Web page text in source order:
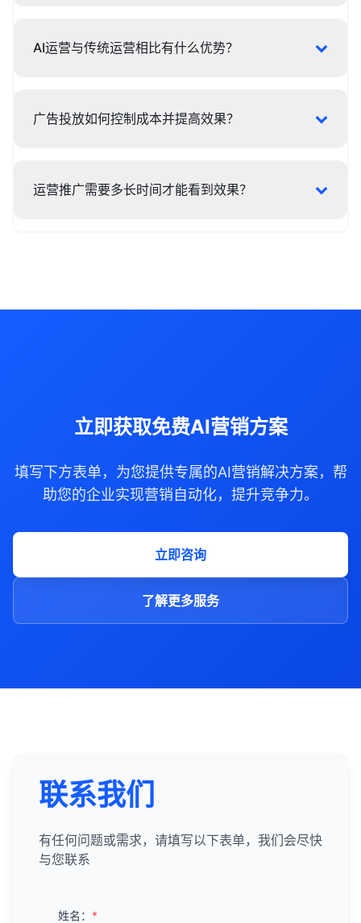
AI运营与传统运营相比有什么优势？
广告投放如何控制成本并提高效果？
运营推广需要多长时间才能看到效果？
立即获取免费AI营销方案
填写下方表单，为您提供专属的AI营销解决方案，帮
助您的企业实现营销自动化，提升竞争力。
立即咨询
了解更多服务
联系我们
有任何问题或需求，请填写以下表单，我们会尽快
与您联系
姓名： *